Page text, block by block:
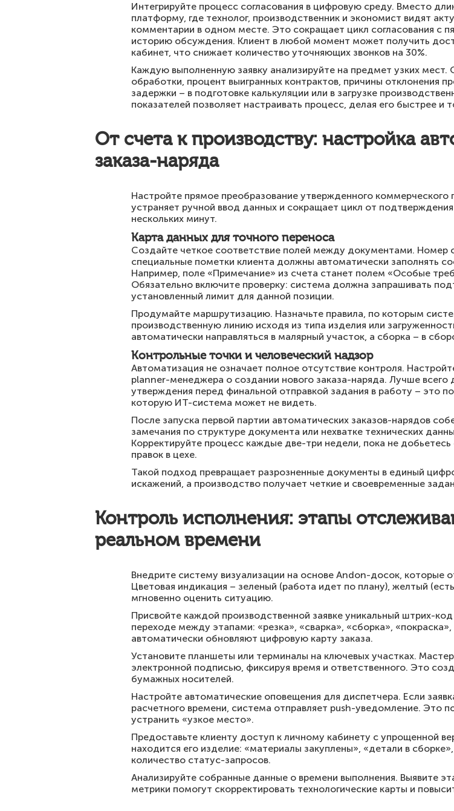
Интегрируйте процесс согласования в цифровую среду. Вместо
платформу, где технолог, производственник и экономист видят
комментарии в одном месте. Это сокращает цикл согласования с
историю обсуждения. Клиент в любой момент может получить
кабинет, что снижает количество уточняющих звонков на 30%.
Каждую выполненную заявку анализируйте на предмет узких
обработки, процент выигранных контрактов, причины отклонения
задержки – в подготовке калькуляции или в загрузке
показателей позволяет настраивать процесс, делая его быстрее
От счета к производству: настройка
заказа-наряда
Настройте прямое преобразование утвержденного
устраняет ручной ввод данных и сокращает цикл от
нескольких минут.
Карта данных для точного переноса
Создайте четкое соответствие полей между документами. Номер
специальные пометки клиента должны автоматически заполнять
Например, поле «Примечание» из счета станет полем «Особые
Обязательно включите проверку: система должна запрашивать
установленный лимит для данной позиции.
Продумайте маршрутизацию. Назначьте правила, по которым
производственную линию исходя из типа изделия или
автоматически направляться в малярный участок, а сборка – в
Контрольные точки и человеческий надзор
Автоматизация не означает полное отсутствие контроля.
planner-менеджера о создании нового заказа-наряда. Лучше всего
утверждения перед финальной отправкой задания в работу – это
которую ИТ-система может не видеть.
После запуска первой партии автоматических заказов-нарядов
замечания по структуре документа или нехватке технических
Корректируйте процесс каждые две-три недели, пока не
правок в цехе.
Такой подход превращает разрозненные документы в единый
искажений, а производство получает четкие и своевременные
Контроль исполнения: этапы
реальном времени
Внедрите систему визуализации на основе Andon-досок, которые
Цветовая индикация – зеленый (работа идет по плану), желтый
мгновенно оценить ситуацию.
Присвойте каждой производственной заявке уникальный штрих-
переходе между этапами: «резка», «сварка», «сборка»,
автоматически обновляют цифровую карту заказа.
Установите планшеты или терминалы на ключевых участках.
электронной подписью, фиксируя время и ответственного. Это
бумажных носителей.
Настройте автоматические оповещения для диспетчера. Если
расчетного времени, система отправляет push-уведомление. Это
устранить «узкое место».
Предоставьте клиенту доступ к личному кабинету с упрощенной
находится его изделие: «материалы закуплены», «детали в
количество статус-запросов.
Анализируйте собранные данные о времени выполнения. Выявите
метрики помогут скорректировать технологические карты и